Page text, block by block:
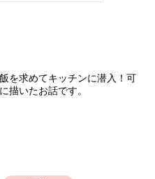
を求めてキッチンに潜入！可
描いたお話です。